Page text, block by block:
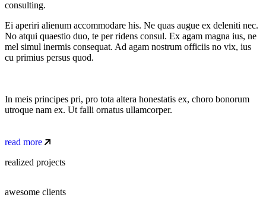
consulting.
Ei aperiri alienum accommodare his. Ne quas augue ex deleniti nec.
No atqui quaestio duo, te per ridens consul. Ex agam magna ius, ne
mel simul inermis consequat. Ad agam nostrum officiis no vix, ius
cu primius persus quod.
In meis principes pri, pro tota altera honestatis ex, choro bonorum
utroque nam ex. Ut falli ornatus ullamcorper.
read more
realized projects
awesome clients